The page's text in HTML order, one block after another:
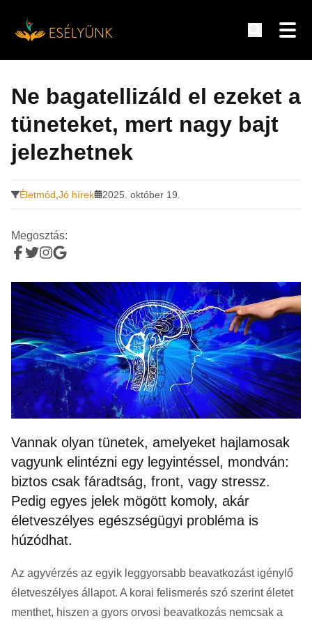
tartalomra
Ne bagatellizáld el ezeket a
tüneteket, mert nagy bajt
jelezhetnek
Életmód Jó hírek 2025. október 19.
Megosztás:
Vannak olyan tünetek, amelyeket hajlamosak
vagyunk elintézni egy legyintéssel, mondván:
biztos csak fáradtság, front, vagy stressz.
Pedig egyes jelek mögött komoly, akár
életveszélyes egészségügyi probléma is
húzódhat.
Az agyvérzés az egyik leggyorsabb beavatkozást igénylő
életveszélyes állapot. A korai felismerés szó szerint életet
menthet, hiszen a gyors orvosi beavatkozás nemcsak a